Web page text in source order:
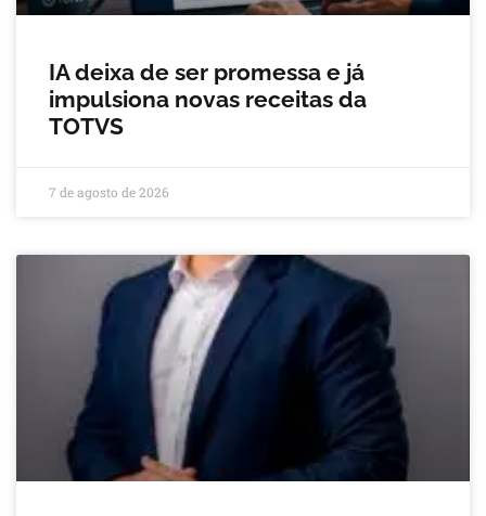
IA deixa de ser promessa e já
impulsiona novas receitas da
TOTVS
7 de agosto de 2026